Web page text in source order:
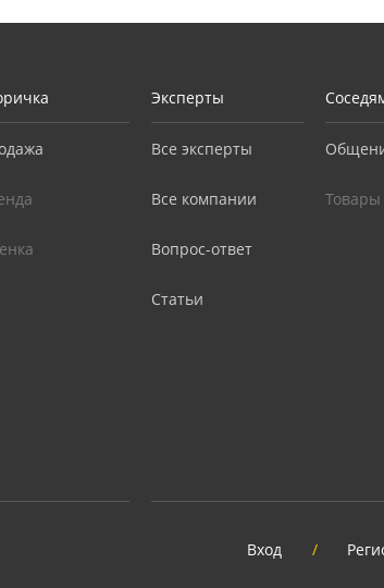
Эксперты
Все эксперты
Все компании
Вопрос-ответ
Статьи
Товары
Вход /